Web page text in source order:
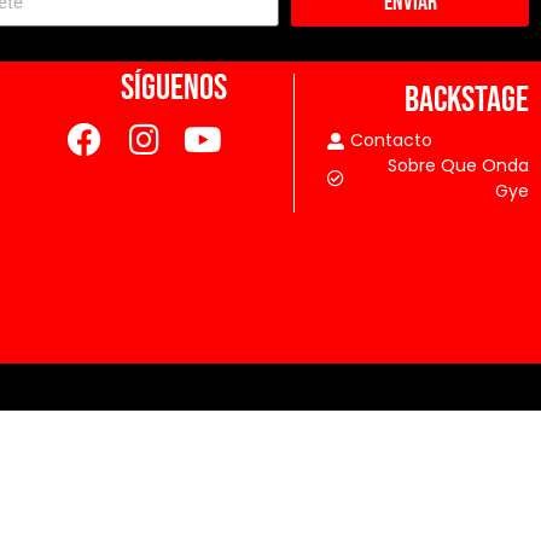
SÍGUENOS BACKSTAGE
Contacto
Sobre Que Onda
Gye